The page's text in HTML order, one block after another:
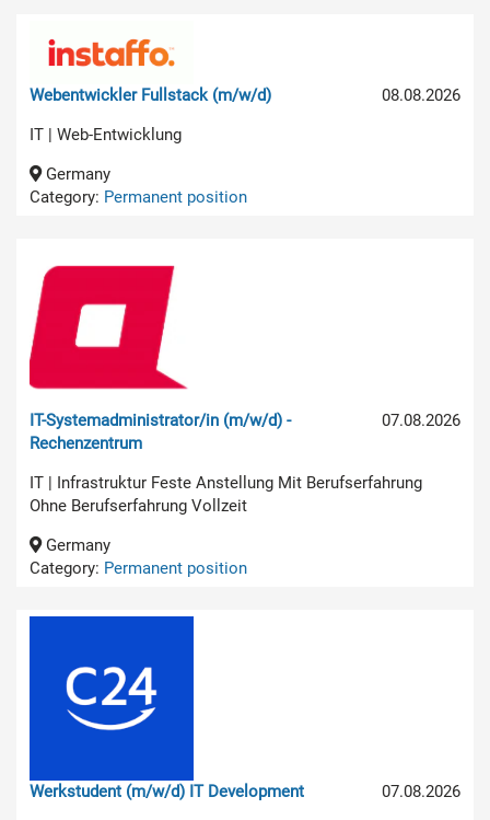
08.08.2026
Webentwickler Fullstack (m/w/d)
IT | Web-Entwicklung
Germany
Category: Permanent position
07.08.2026
IT-Systemadministrator/in (m/w/d) -
Rechenzentrum
IT | Infrastruktur Feste Anstellung Mit Berufserfahrung
Ohne Berufserfahrung Vollzeit
Germany
Category: Permanent position
07.08.2026
Werkstudent (m/w/d) IT Development